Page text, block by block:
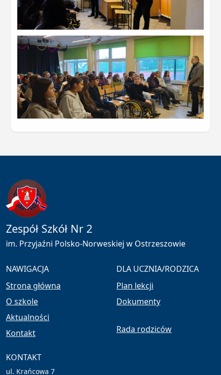
Powiększ zdjęcie
Zespół Szkół Nr 2
im. Przyjaźni Polsko-Norweskiej w Ostrzeszowie
NAWIGACJA
Strona główna
O szkole
Aktualności
Kontakt
DLA UCZNIA/RODZICA
Plan lekcji
Dokumenty
Rada rodziców
KONTAKT
ul. Krańcowa 7